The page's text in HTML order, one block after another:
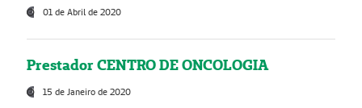
01 de Abril de 2020
Prestador CENTRO DE ONCOLOGIA
15 de Janeiro de 2020